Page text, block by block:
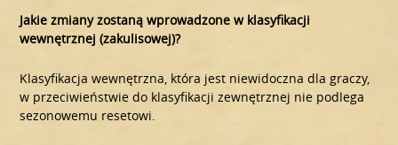
Jakie zmiany zostaną wprowadzone w klasyfikacji
wewnętrznej (zakulisowej)?
Klasyfikacja wewnętrzna, która jest niewidoczna dla graczy,
w przeciwieństwie do klasyfikacji zewnętrznej nie podlega
sezonowemu resetowi.